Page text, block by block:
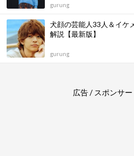
gurung
犬顔の芸能人33人＆イケ
解説【最新版】
gurung
広告 / スポンサー